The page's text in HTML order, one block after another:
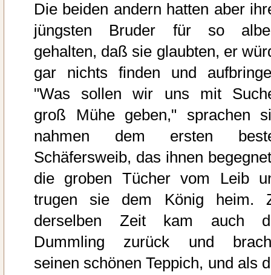
Die beiden andern hatten aber
jüngsten Bruder für so
gehalten, daß sie glaubten, er
gar nichts finden und
"Was sollen wir uns mit
groß Mühe geben," sprachen
nahmen dem ersten
Schäfersweib, das ihnen
die groben Tücher vom Leib
trugen sie dem König heim.
derselben Zeit kam auch
Dummling zurück und
seinen schönen Teppich, und als